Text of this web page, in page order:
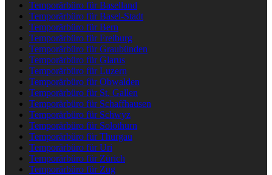
Temporärbüro für Baselland
Temporärbüro für Basel-Stadt
Temporärbüro für Bern
Temporärbüro für Freiburg
Temporärbüro für Graubünden
Temporärbüro für Glarus
Temporärbüro für Luzern
Temporärbüro für Obwalden
Temporärbüro für St. Gallen
Temporärbüro für Schaffhausen
Temporärbüro für Schwyz
Temporärbüro für Solothurn
Temporärbüro für Thurgau
Temporärbüro für Uri
Temporärbüro für Zürich
Temporärbüro für Zug